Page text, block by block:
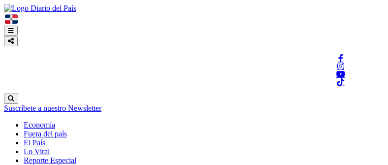
Suscríbete a nuestro Newsletter
Economía
Fuera del país
El País
Lo Viral
Reporte Especial